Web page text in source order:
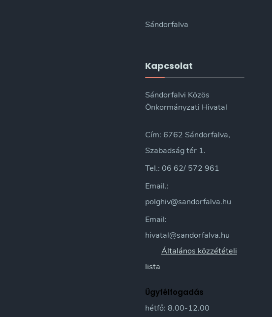
Sándorfalva
Kapcsolat
Sándorfalvi Közös
Önkormányzati Hivatal
Cím: 6762 Sándorfalva,
Szabadság tér 1.
Tel.: 06 62/ 572 961
Email.:
polghiv@sandorfalva.hu
Email:
hivatal@sandorfalva.hu
Általános közzétételi
lista
Ügyfélfogadás
hétfő: 8.00-12.00